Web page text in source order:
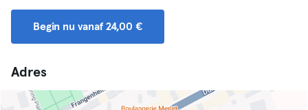
Begin nu vanaf 24,00 €
Adres